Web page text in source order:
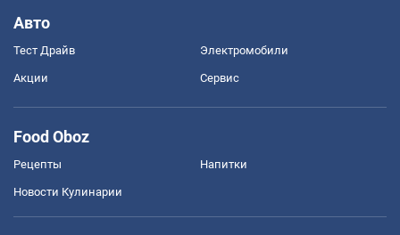
Авто
Тест Драйв Электромобили
Акции Сервис
Food Oboz
Рецепты Напитки
Новости Кулинарии